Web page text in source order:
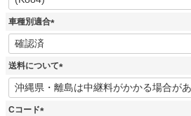
必
須
車種別適合
(
須
送料について
(
必
Cコード